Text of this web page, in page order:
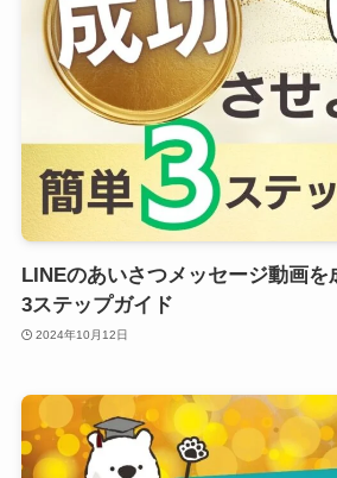
LINEのあいさつメッセージ動画を
3ステップガイド
2024年10月12日